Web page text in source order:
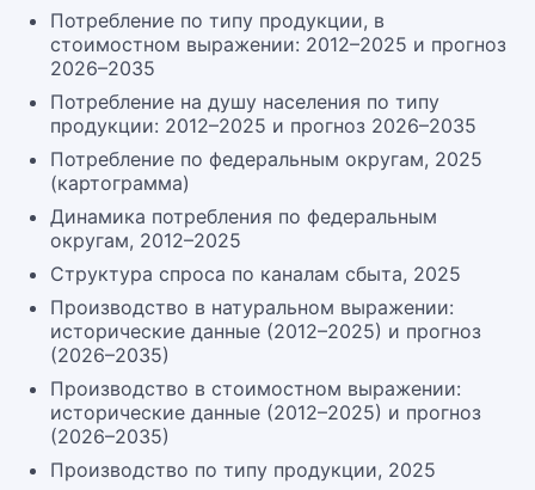
Потребление по типу продукции, в
стоимостном выражении: 2012–2025 и прогноз
2026–2035
Потребление на душу населения по типу
продукции: 2012–2025 и прогноз 2026–2035
Потребление по федеральным округам, 2025
(картограмма)
Динамика потребления по федеральным
округам, 2012–2025
Структура спроса по каналам сбыта, 2025
Производство в натуральном выражении:
исторические данные (2012–2025) и прогноз
(2026–2035)
Производство в стоимостном выражении:
исторические данные (2012–2025) и прогноз
(2026–2035)
Производство по типу продукции, 2025